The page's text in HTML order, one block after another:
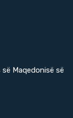
Maqedonisë së